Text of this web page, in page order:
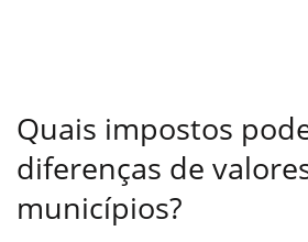
Quais impostos
diferenças de
municípios?